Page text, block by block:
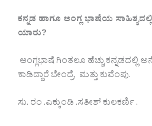
ಕನ್ನಡ ಹಾಗೂ ಆಂಗ್ಲ ಭಾಷೆಯ
ಯಾರು?
ಆಂಗ್ಲಭಾಷೆ ಗಿಂತಲೂ ಹೆಚ್ಚು ಕನ್ನಡದಲ್ಲಿ
ಕಾಡಿದ್ದಾರೆ ಬೇಂದ್ರೆ. ಮತ್ತು ಕುವೆಂಪು.‌
ಸು. ರಂ .ಎಕ್ಕುಂಡಿ .ಸತೀಶ್ ಕುಲಕರ್ಣಿ .